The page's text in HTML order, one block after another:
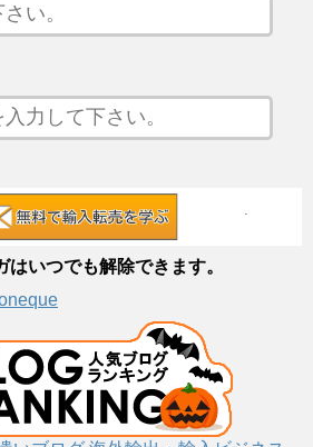
いつでも解除できます。